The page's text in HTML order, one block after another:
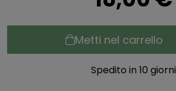
Metti nel carrello
Spedito in 10 giorni